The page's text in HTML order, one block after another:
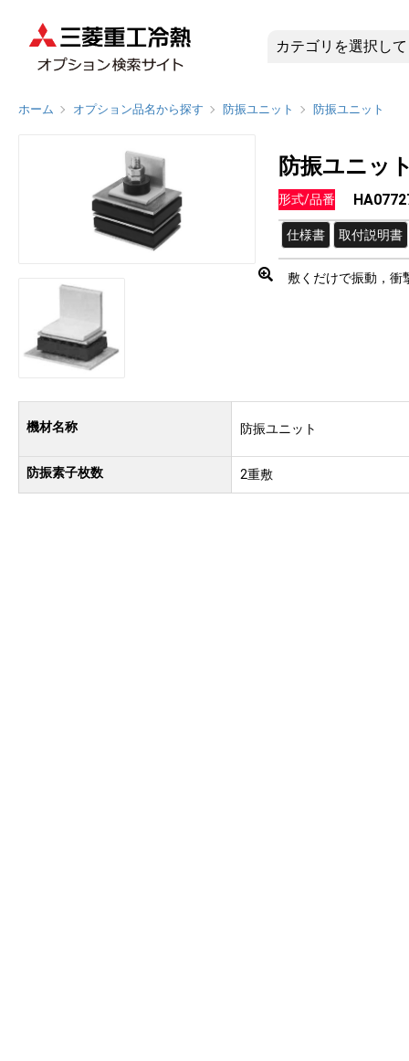
ホーム オプション品名から探す 防振ユニット 防振ユニット
防振ユニッ
形式/品番
仕様書 取付説明書
敷くだけで振動，衝
機材名称 防振ユニット
防振素子枚数 2重敷